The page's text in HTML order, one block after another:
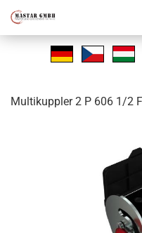
Mul­tikupp­ler 2 P 606 1/2